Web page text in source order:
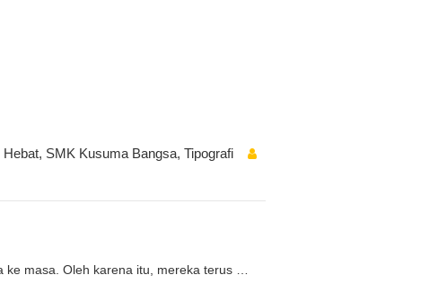
Hebat, SMK Kusuma Bangsa, Tipografi
masa. Oleh karena itu, mereka terus